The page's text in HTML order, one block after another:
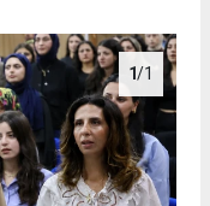
1/1